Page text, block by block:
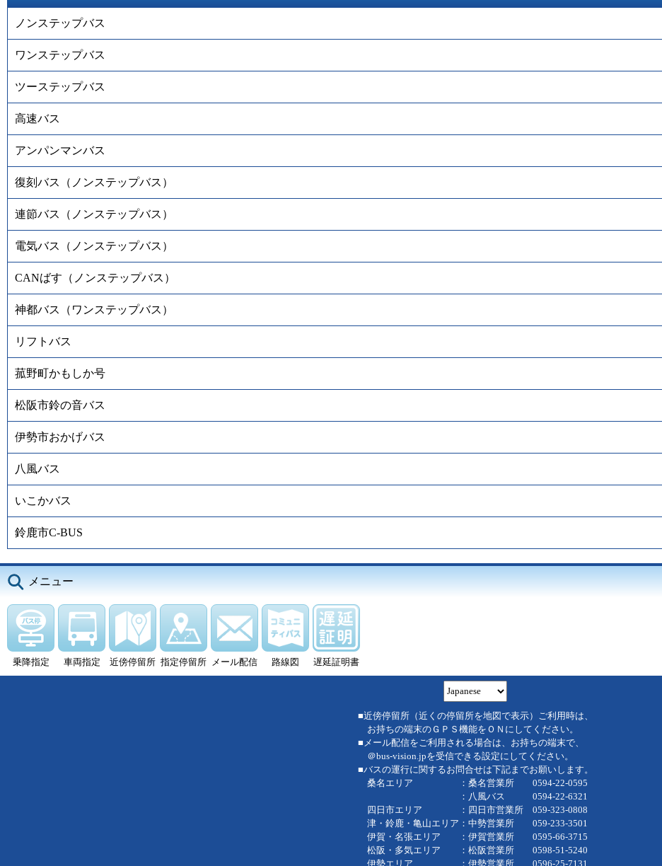
ノンステップバス
ワンステップバス
ツーステップバス
高速バス
アンパンマンバス
復刻バス（ノンステップバス）
連節バス（ノンステップバス）
電気バス（ノンステップバス）
CANばす（ノンステップバス）
神都バス（ワンステップバス）
リフトバス
菰野町かもしか号
松阪市鈴の音バス
伊勢市おかげバス
八風バス
いこかバス
鈴鹿市C-BUS
メニュー
乗降指定 車両指定 近傍停留所 指定停留所 メール配信 路線図 遅延証明書
■近傍停留所（近くの停留所を地図で表示）ご利用時は、
お持ちの端末のＧＰＳ機能をＯＮにしてください。
■メール配信をご利用される場合は、お持ちの端末で、
＠bus-vision.jpを受信できる設定にしてください。
■バスの運行に関するお問合せは下記までお願いします。
桑名エリア ：桑名営業所 0594-22-0595
：八風バス 0594-22-6321
四日市エリア ：四日市営業所 059-323-0808
津・鈴鹿・亀山エリア：中勢営業所 059-233-3501
伊賀・名張エリア ：伊賀営業所 0595-66-3715
松阪・多気エリア ：松阪営業所 0598-51-5240
伊勢エリア ：伊勢営業所 0596-25-7131